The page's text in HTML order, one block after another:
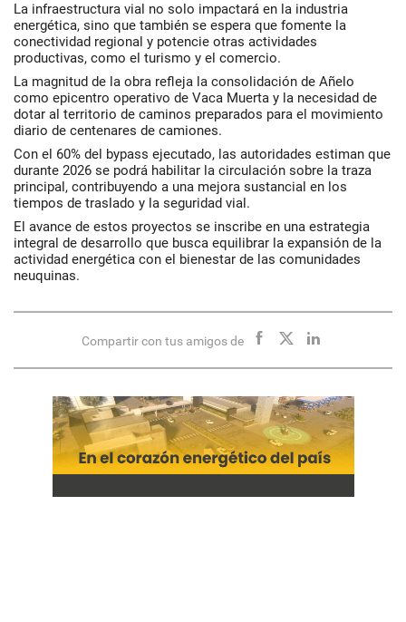
La infraestructura vial no solo impactará en la industria
energética, sino que también se espera que fomente la
conectividad regional y potencie otras actividades
productivas, como el turismo y el comercio.
La magnitud de la obra refleja la consolidación de Añelo
como epicentro operativo de Vaca Muerta y la necesidad de
dotar al territorio de caminos preparados para el movimiento
diario de centenares de camiones.
Con el 60% del bypass ejecutado, las autoridades estiman que
durante 2026 se podrá habilitar la circulación sobre la traza
principal, contribuyendo a una mejora sustancial en los
tiempos de traslado y la seguridad vial.
El avance de estos proyectos se inscribe en una estrategia
integral de desarrollo que busca equilibrar la expansión de la
actividad energética con el bienestar de las comunidades
neuquinas.
Compartir con tus amigos de